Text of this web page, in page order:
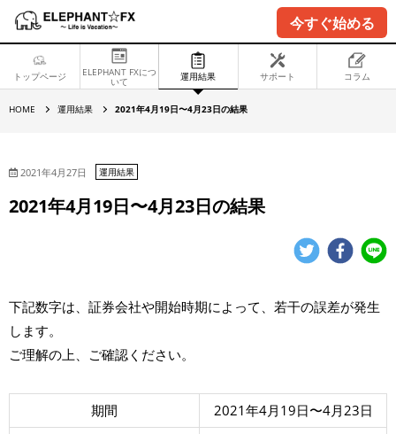
今すぐ始める
トップページ ELEPHANT FXにつ
いて 運用結果 サポート コラム
HOME
4
9
の
果
運用結果 2021年4月19日〜4月23日の結果
2021年4月27日 運用結果
2021年4月19日〜4月23日の結果
下記数字は、証券会社や開始時期によって、若干の誤差が発生
します。
ご理解の上、ご確認ください。
期間
2021年4月19日〜4月23日